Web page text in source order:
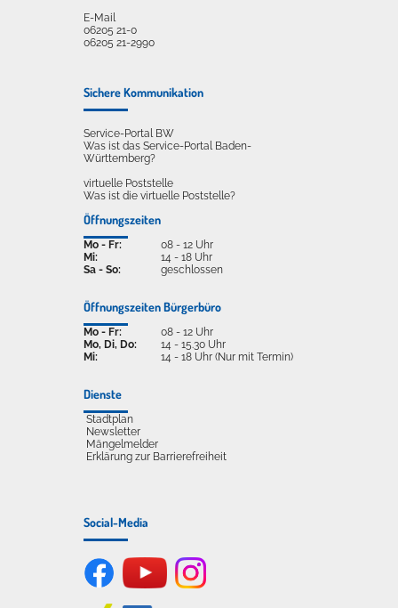
E-Mail
06205 21-0
06205 21-2990
Sichere Kommunikation
Service-Portal BW
Was ist das Service-Portal Baden-
Württemberg?
virtuelle Poststelle
Was ist die virtuelle Poststelle?
Öffnungszeiten
Mo - Fr:
Mi:
Sa - So:
08 - 12 Uhr
14 - 18 Uhr
geschlossen
Öffnungszeiten Bürgerbüro
Mo - Fr:
Mo, Di, Do:
Mi:
08 - 12 Uhr
14 - 15.30 Uhr
14 - 18 Uhr (Nur mit Termin)
Dienste
Stadtplan
Newsletter
Mängelmelder
Erklärung zur Barrierefreiheit
Social-Media